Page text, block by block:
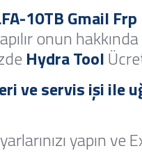
10TB Gmail Frp
onun
Hydra Tool
ve servis işi ile
yapın ve